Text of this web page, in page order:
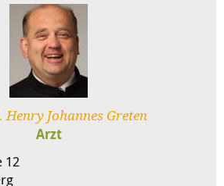
Henry Johannes Greten
Arzt
12